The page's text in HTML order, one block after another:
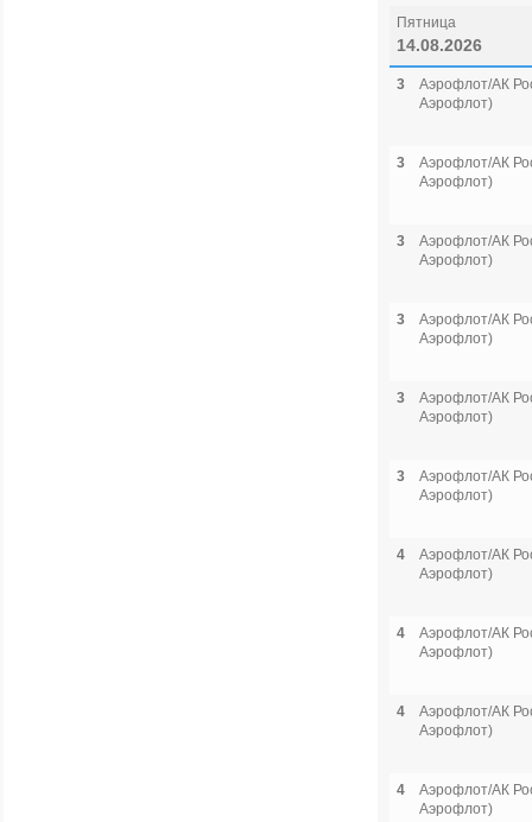
Пятница
14.08.2026
3
Аэрофлот/АК
Аэрофлот)
3
Аэрофлот/АК
Аэрофлот)
3
Аэрофлот/АК
Аэрофлот)
3
Аэрофлот/АК
Аэрофлот)
3
Аэрофлот/АК
Аэрофлот)
3
Аэрофлот/АК
Аэрофлот)
4
Аэрофлот/АК
Аэрофлот)
4
Аэрофлот/АК
Аэрофлот)
4
Аэрофлот/АК
Аэрофлот)
4
Аэрофлот/АК
Аэрофлот)